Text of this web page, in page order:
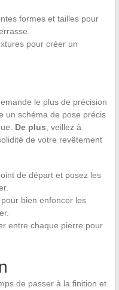
formes et tailles pour
pour créer un
le plus de précision
un schéma de pose précis
De plus , veillez à
de votre revêtement
de départ et posez les
bien enfoncer les
entre chaque pierre pour
de passer à la finition et